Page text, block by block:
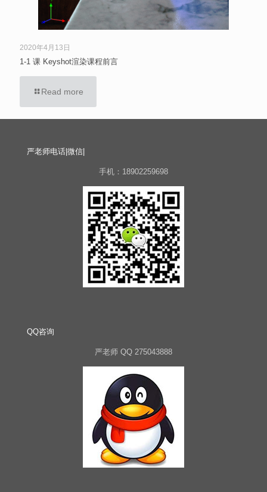
2020年4月13日
1-1 课 Keyshot渲染课程前言
Read more
严老师电话|微信|
手机：18902259698
QQ咨询
严老师 QQ 275043888